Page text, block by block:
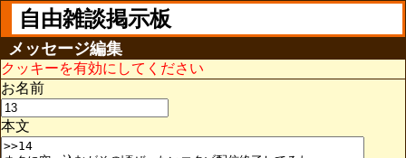
自由雑談掲示板
メッセージ編集
クッキーを有効にしてください
お名前
本文